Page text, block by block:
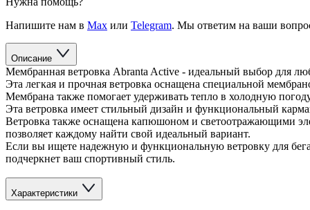
Напишите нам в Max или Telegram. Мы ответим на ваши
Описание
Мембранная ветровка Abranta Active - идеальный выбор для
Эта легкая и прочная ветровка оснащена специальной
Мембрана также помогает удерживать тепло в холодную
Эта ветровка имеет стильный дизайн и функциональный
Ветровка также оснащена капюшоном и светоотражающими
позволяет каждому найти свой идеальный вариант.
Если вы ищете надежную и функциональную ветровку для
подчеркнет ваш спортивный стиль.
Характеристики